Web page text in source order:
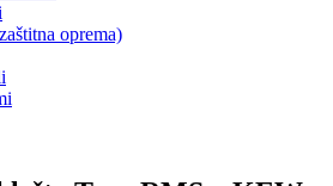
oprema)